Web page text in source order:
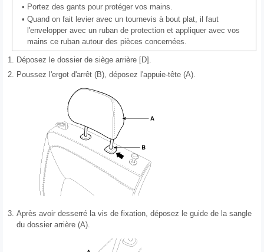
• Portez des gants pour protéger vos mains.
• Quand on fait levier avec un tournevis à bout plat, il faut
l'envelopper avec un ruban de protection et appliquer avec vos
mains ce ruban autour des pièces concernées.
1. Déposez le dossier de siège arrière [D].
2. Poussez l'ergot d'arrêt (B), déposez l'appuie-tête (A).
3. Après avoir desserré la vis de fixation, déposez le guide de la sangle
du dossier arrière (A).